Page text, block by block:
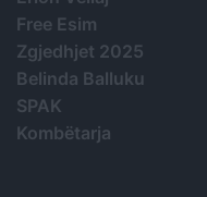
Free Esim
Zgjedhjet 2025
Belinda Balluku
SPAK
Kombëtarja